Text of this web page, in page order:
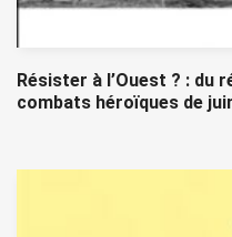
Résister à l’Ouest ? : du
combats héroïques de